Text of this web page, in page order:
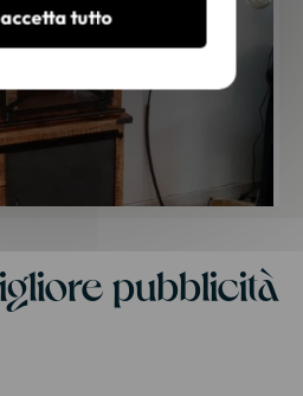
pubblicità
tutto